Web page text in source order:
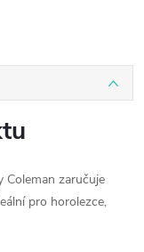
Coleman zaručuje
pro horolezce,